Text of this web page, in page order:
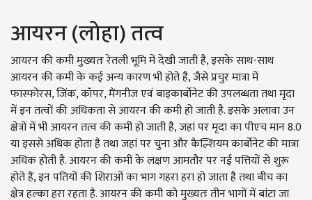
आयरन (लोहा) तत्व
आयरन की कमी मुख्यतः रेतली भूमि में देखी जाती है, इसके साथ-साथ
आयरन की कमी के कई अन्य कारण भी होते है, जैसे प्रचुर मात्रा में
फास्फोरस, जिंक, कॉपर, मैंगनीज एवं बाइकार्बोनेट की उपलब्धता तथा मृदा
में इन तत्वों की अधिकता से आयरन की कमी हो जाती है. इसके अलावा उन
क्षेत्रों में भी आयरन तत्व की कमी हो जाती है, जहां पर मृदा का पीएच मान 8.0
या इससे अधिक होता है तथा जहां पर चुना और कैल्शियम कार्बोनेट की मात्रा
अधिक होती है. आयरन की कमी के लक्षण आमतौर पर नई पत्तियों से शुरू
होते हैं, इन पतियों की शिराओं का भाग गहरा हरा हो जाता है तथा बीच का
क्षेत्र हल्का हरा रहता है. आयरन की कमी को मुख्यतः तीन भागों में बांटा जा